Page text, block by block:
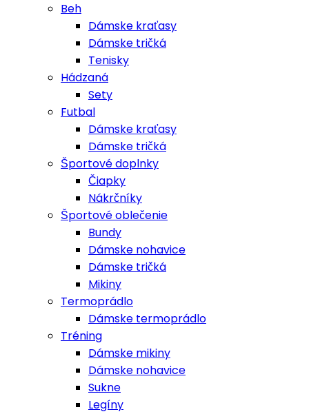
Beh
Dámske kraťasy
Dámske tričká
Tenisky
Hádzaná
Sety
Futbal
Dámske kraťasy
Dámske tričká
Športové doplnky
Čiapky
Nákrčníky
Športové oblečenie
Bundy
Dámske nohavice
Dámske tričká
Mikiny
Termoprádlo
Dámske termoprádlo
Tréning
Dámske mikiny
Dámske nohavice
Sukne
Legíny